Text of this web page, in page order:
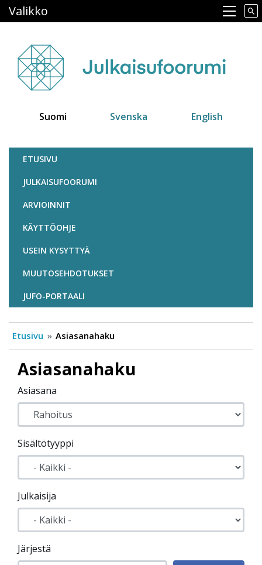
pääsisältöön
Main navigation
Valikko
Suomi Svenska English
Julkaisufoorumi
ETUSIVU
JULKAISUFOORUMI
ARVIOINNIT
KÄYTTÖOHJE
USEIN KYSYTTYÄ
MUUTOSEHDOTUKSET
JUFO-PORTAALI
Etusivu Asiasanahaku
Asiasanahaku
Asiasana
Sisältötyyppi
Julkaisija
Järjestä